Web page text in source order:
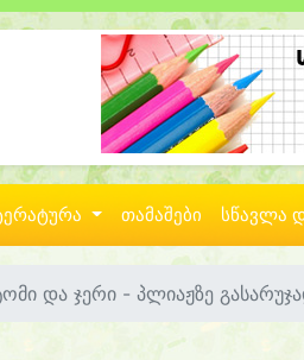
თამაშები სწავლა
და ჯერი - პლიაჟზე